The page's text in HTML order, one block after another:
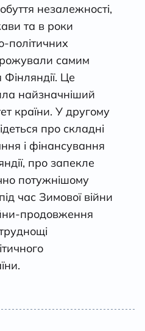
незалежності,
та в роки
політичних
самим
Це
найзначніший
країни. У другому
про складні
і фінансування
про запекле
потужнішому
час Зимової війни
продовження